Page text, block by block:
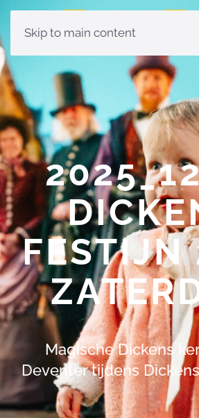
Skip to main content
FESTIJN
Magische Dickens
Deventer tijdens